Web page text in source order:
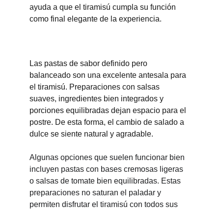
ayuda a que el tiramisú cumpla su función
como final elegante de la experiencia.
Las pastas de sabor definido pero
balanceado son una excelente antesala para
el tiramisú. Preparaciones con salsas
suaves, ingredientes bien integrados y
porciones equilibradas dejan espacio para el
postre. De esta forma, el cambio de salado a
dulce se siente natural y agradable.
Algunas opciones que suelen funcionar bien
incluyen pastas con bases cremosas ligeras
o salsas de tomate bien equilibradas. Estas
preparaciones no saturan el paladar y
permiten disfrutar el tiramisú con todos sus